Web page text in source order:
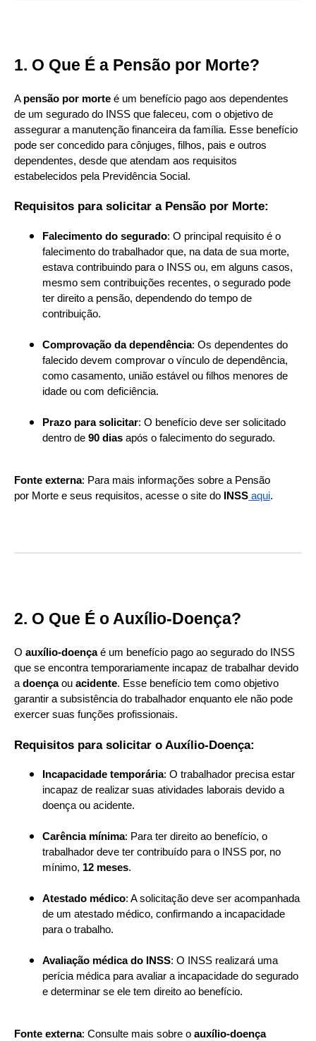
1. O Que É a Pensão por Morte?
A pensão por morte é um benefício pago aos dependentes
de um segurado do INSS que faleceu, com o objetivo de
assegurar a manutenção financeira da família. Esse benefício
pode ser concedido para cônjuges, filhos, pais e outros
dependentes, desde que atendam aos requisitos
estabelecidos pela Previdência Social.
Requisitos para solicitar a Pensão por Morte:
Falecimento do segurado: O principal requisito é o
falecimento do trabalhador que, na data de sua morte,
estava contribuindo para o INSS ou, em alguns casos,
mesmo sem contribuições recentes, o segurado pode
ter direito a pensão, dependendo do tempo de
contribuição.
Comprovação da dependência: Os dependentes do
falecido devem comprovar o vínculo de dependência,
como casamento, união estável ou filhos menores de
idade ou com deficiência.
Prazo para solicitar: O benefício deve ser solicitado
dentro de 90 dias após o falecimento do segurado.
Fonte externa: Para mais informações sobre a Pensão
por Morte e seus requisitos, acesse o site do
INSS aqui.
2. O Que É o Auxílio-Doença?
O auxílio-doençaé um benefício pago ao segurado do INSS
que se encontra temporariamente incapaz de trabalhar devido
a doençaou acidente. Esse benefício tem como objetivo
garantir a subsistência do trabalhador enquanto ele não pode
exercer suas funções profissionais.
Requisitos para solicitar o Auxílio-Doença:
Incapacidade temporária: O trabalhador precisa estar
incapaz de realizar suas atividades laborais devido a
doença ou acidente.
Carência mínima: Para ter direito ao benefício, o
trabalhador deve ter contribuído para o INSS por, no
mínimo, 12 meses.
Atestado médico: A solicitação deve ser acompanhada
de um atestado médico, confirmando a incapacidade
para o trabalho.
Avaliação médica do INSS: O INSS realizará uma
perícia médica para avaliar a incapacidade do segurado
e determinar se ele tem direito ao benefício.
Fonte externa: Consulte mais sobre o auxílio-doença